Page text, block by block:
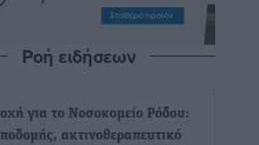
Ροή ειδήσεων
για το Νοσοκομείο Ρόδου:
ακτινοθεραπευτικό